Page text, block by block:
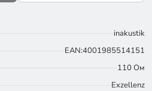
inakustik
EAN:4001985514151
110 Ом
Exzellenz